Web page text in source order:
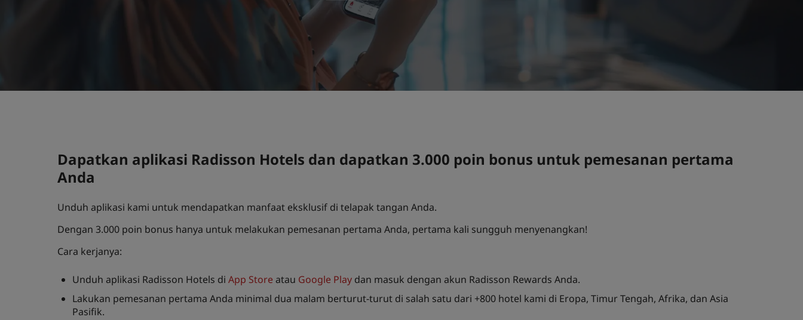
Dapatkan aplikasi Radisson Hotels dan dapatkan 3.000 poin bonus untuk pemesanan pertama
Anda
Unduh aplikasi kami untuk mendapatkan manfaat eksklusif di telapak tangan Anda.
Dengan 3.000 poin bonus hanya untuk melakukan pemesanan pertama Anda, pertama kali sungguh menyenangkan!
Cara kerjanya:
Unduh aplikasi Radisson Hotels di App Store atau Google Play dan masuk dengan akun Radisson Rewards Anda.
Lakukan pemesanan pertama Anda minimal dua malam berturut-turut di salah satu dari +800 hotel kami di Eropa, Timur Tengah, Afrika, dan Asia
Pasifik.